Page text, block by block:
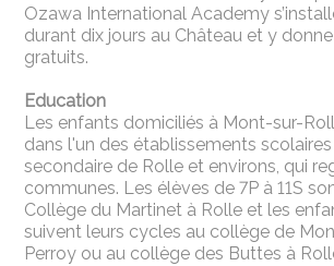
Ozawa International Academy
durant dix jours au Château et y
gratuits.
Education
Les enfants domiciliés à Mont-sur-
dans l'un des établissements
secondaire de Rolle et environs, qui
communes. Les élèves de 7P à 11S
Collège du Martinet à Rolle et les
suivent leurs cycles au collège de
Perroy ou au collège des Buttes à